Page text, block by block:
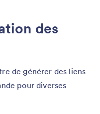
des
de générer des liens
pour diverses